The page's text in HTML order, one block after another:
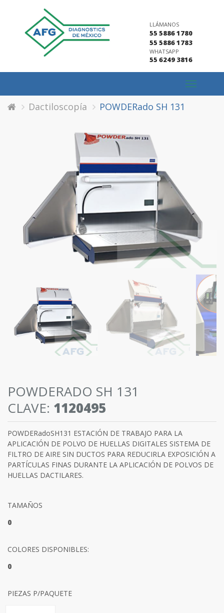
LLÁMANOS
55 5886 1780
55 5886 1783
WHATSAPP
55 6249 3816
Toggle
navigation
Dactiloscopía POWDERado SH 131
POWDERADO SH 131
CLAVE: 1120495
POWDERadoSH131 ESTACIÓN DE TRABAJO PARA LA
APLICACIÓN DE POLVO DE HUELLAS DIGITALES SISTEMA DE
FILTRO DE AIRE SIN DUCTOS PARA REDUCIRLA EXPOSICIÓN A
PARTÍCULAS FINAS DURANTE LA APLICACIÓN DE POLVOS DE
HUELLAS DACTILARES.
TAMAÑOS
0
COLORES DISPONIBLES:
0
PIEZAS P/PAQUETE